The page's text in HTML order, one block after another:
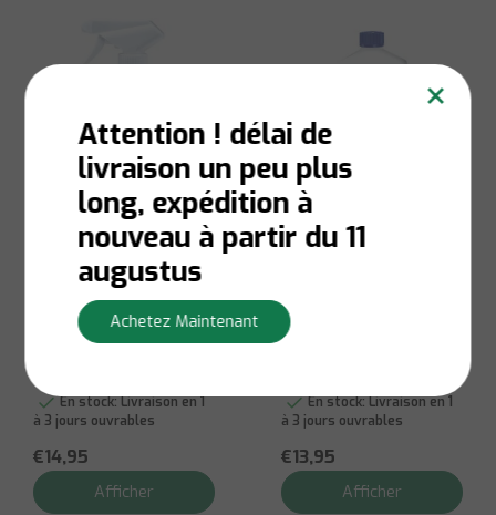
Lithofin
Spray facile à
nettoyer MN
En stock:Livraison en 1
à 3 jours ouvrables
€14,95
Afficher
Dissolvant de
résidus de ciment
En stock:Livraison en 1
à 3 jours ouvrables
€13,95
Afficher
×
Attention ! délai de
livraison un peu plus
long, expédition à
nouveau à partir du 11
augustus
Achetez Maintenant